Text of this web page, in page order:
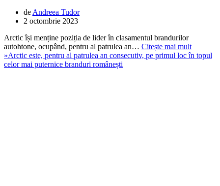
de Andreea Tudor
2 octombrie 2023
Arctic își menține poziția de lider în clasamentul brandurilor
autohtone, ocupând, pentru al patrulea an… Citește mai mult
»Arctic este, pentru al patrulea an consecutiv, pe primul loc în topul
celor mai puternice branduri românești